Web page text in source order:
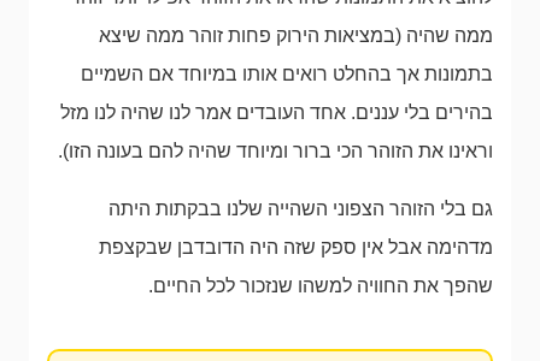
ממה שהיה (במציאות הירוק פחות זוהר ממה שיצא
בתמונות אך בהחלט רואים אותו במיוחד אם השמיים
בהירים בלי עננים. אחד העובדים אמר לנו שהיה לנו מזל
וראינו את הזוהר הכי ברור ומיוחד שהיה להם בעונה הזו).
גם בלי הזוהר הצפוני השהייה שלנו בבקתות היתה
מדהימה אבל אין ספק שזה היה הדובדבן שבקצפת
שהפך את החוויה למשהו שנזכור לכל החיים.